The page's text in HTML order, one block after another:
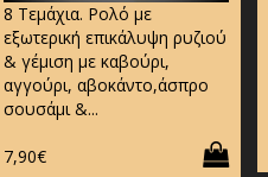
8 Τεμάχια. Ρολό με
εξωτερική επικάλυψη ρυζιού
& γέμιση με καβούρι,
αγγούρι, αβοκάντο,άσπρο
σουσάμι &...
7,90€